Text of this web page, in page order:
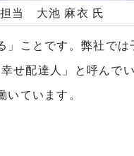
担当 大池 麻衣 氏
ことです。弊社で
せ配達人」と呼んでい
いています。